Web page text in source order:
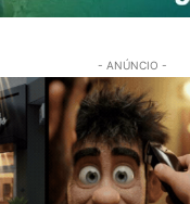
- ANÚNCIO -